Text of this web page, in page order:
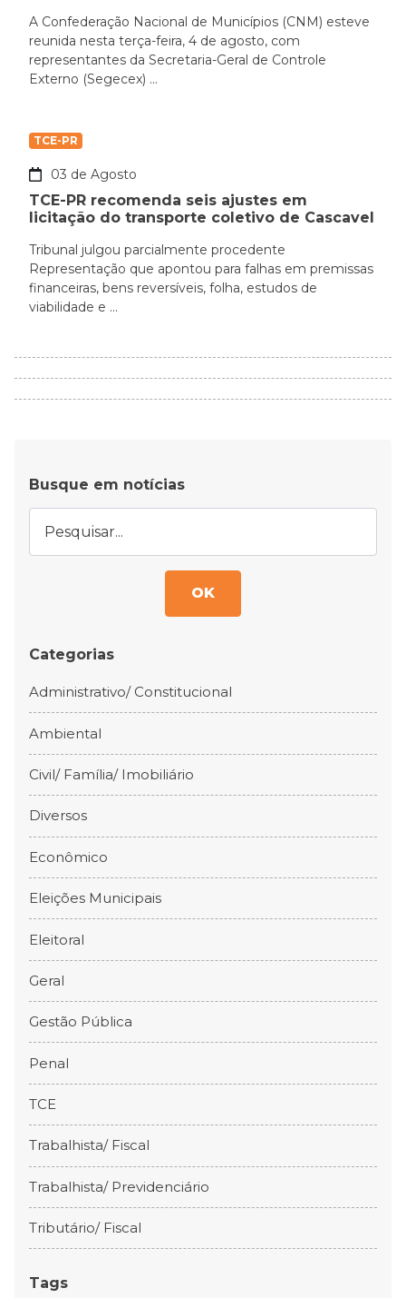
A Confederação Nacional de Municípios (CNM) esteve
reunida nesta terça-feira, 4 de agosto, com
representantes da Secretaria-Geral de Controle
Externo (Segecex) ...
TCE-PR
03 de Agosto
TCE-PR recomenda seis ajustes em
licitação do transporte coletivo de Cascavel
Tribunal julgou parcialmente procedente
Representação que apontou para falhas em premissas
financeiras, bens reversíveis, folha, estudos de
viabilidade e ...
Busque em notícias
OK
Categorias
Administrativo/ Constitucional
Ambiental
Civil/ Família/ Imobiliário
Diversos
Econômico
Eleições Municipais
Eleitoral
Geral
Gestão Pública
Penal
TCE
Trabalhista/ Fiscal
Trabalhista/ Previdenciário
Tributário/ Fiscal
Tags